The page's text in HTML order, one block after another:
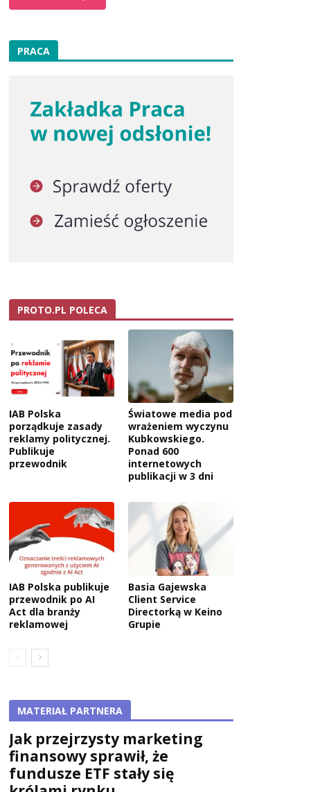
PRACA
PROTO.PL POLECA
IAB Polska
porządkuje zasady
reklamy politycznej.
Publikuje
przewodnik
Światowe media pod
wrażeniem wyczynu
Kubkowskiego.
Ponad 600
internetowych
publikacji w 3 dni
IAB Polska publikuje
przewodnik po AI
Act dla branży
reklamowej
Basia Gajewska
Client Service
Directorką w Keino
Grupie
MATERIAŁ PARTNERA
Jak przejrzysty marketing
finansowy sprawił, że
fundusze ETF stały się